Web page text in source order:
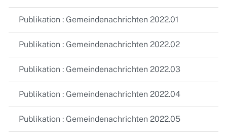
Publikation : Gemeindenachrichten 2022.01
Publikation : Gemeindenachrichten 2022.02
Publikation : Gemeindenachrichten 2022.03
Publikation : Gemeindenachrichten 2022.04
Publikation : Gemeindenachrichten 2022.05